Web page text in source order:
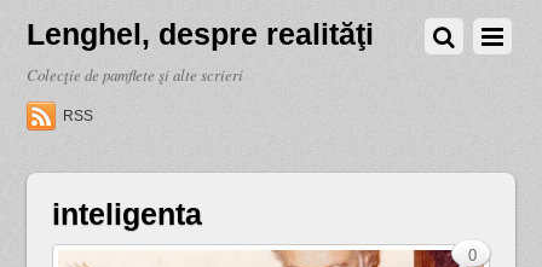
Lenghel, despre realităţi
Colecţie de pamflete şi alte scrieri
RSS
inteligenta
0